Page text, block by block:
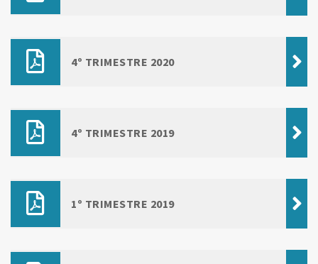
4º TRIMESTRE 2020
4º TRIMESTRE 2019
1º TRIMESTRE 2019